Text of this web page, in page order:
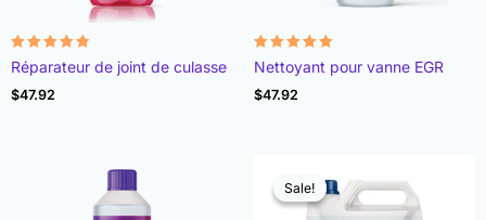
Note
4.78
sur 5
Réparateur de joint de culasse
$47.92
Note
4.93
sur 5
Nettoyant pour vanne EGR
$47.92
Sale!
Sale!